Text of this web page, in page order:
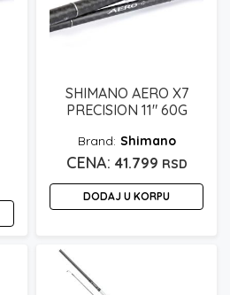
SHIMANO AERO X7
PRECISION 11″ 60G
Shimano
41.799 RSD
DODAJ U KORPU